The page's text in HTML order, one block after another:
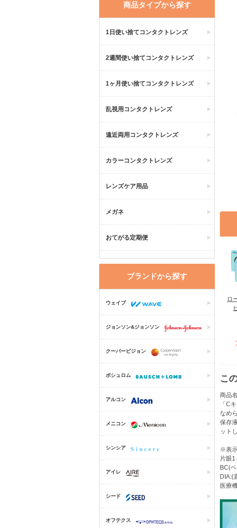
商品タイプから探す
1日使い捨てコンタクトレンズ
2週間使い捨てコンタクトレンズ
1ヶ月使い捨てコンタクトレンズ
乱視用コンタクトレンズ
遠近両用コンタクトレンズ
カラーコンタクトレンズ
レンズケア用品
メガネ
おてがる定期便
ブランドから探す
ウェイブ
ジョンソン&ジョンソン
クーパービジョン
ボシュロム
アルコン
メニコン
シンシア
アイレ
シード
オフテクス
ロ
こ
商品
「C
なめ
保存
ット
※表
片眼
BC(
DIA:(
医療